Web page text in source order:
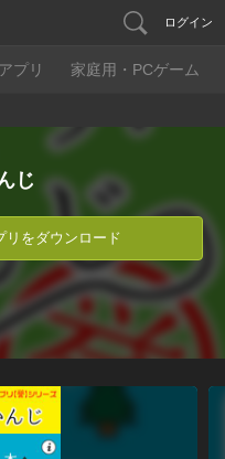
ログイン
プリ 家庭用・PCゲーム
じ
リをダウンロード